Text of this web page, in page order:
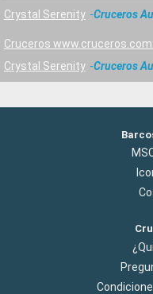
Crystal Serenity
Cruceros
Cruceros
Crystal Serenity
Cruceros